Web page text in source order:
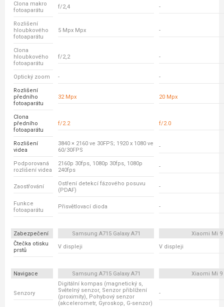
Clona makro
fotoaparátu
f/2,4 -
Rozlišení
hloubkového
fotoaparátu
5 Mpx Mpx -
Clona
hloubkového
fotoaparátu
f/2,2 -
Optický zoom - -
Rozlišení
předního
fotoaparátu
32 Mpx 20 Mpx
Clona
předního
fotoaparátu
f/2.2 f/2.0
Rozlišení
videa
3840 × 2160 ve 30FPS; 1920 x 1080 ve
60/30FPS
-
Podporovaná
rozlišení videa
2160p 30fps, 1080p 30fps, 1080p
240fps
-
Zaostřování
Ostření detekcí fázového posuvu
(PDAF)
-
Funkce
fotoaparátu
Přisvětlovací dioda -
Zabezpečení Samsung A715 Galaxy A71
Xiaomi Mi 9
Čtečka otisku
prstů
V displeji V displeji
Navigace Samsung A715 Galaxy A71 Xiaomi Mi 9
Senzory
Digitální kompas (magnetický s,
Světelný senzor, Senzor přiblížení
(proximity), Pohybový senzor
(akcelerometr, Gyroskop, G-senzor)
-